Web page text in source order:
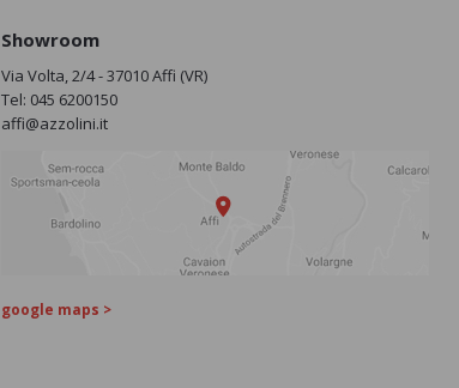
Showroom
Via Volta, 2/4 - 37010 Affi (VR)
Tel: 045 6200150
affi@azzolini.it
google maps >